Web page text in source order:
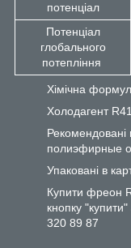
потенціал
Потенціал
глобального
потепління
Хімічна
Холодагент
полиэфирные
Упаковані в
Купити фреон
кнопку
320 89 87